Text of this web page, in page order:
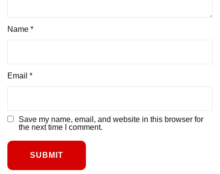
Name *
Email *
Save my name, email, and website in this browser for
the next time I comment.